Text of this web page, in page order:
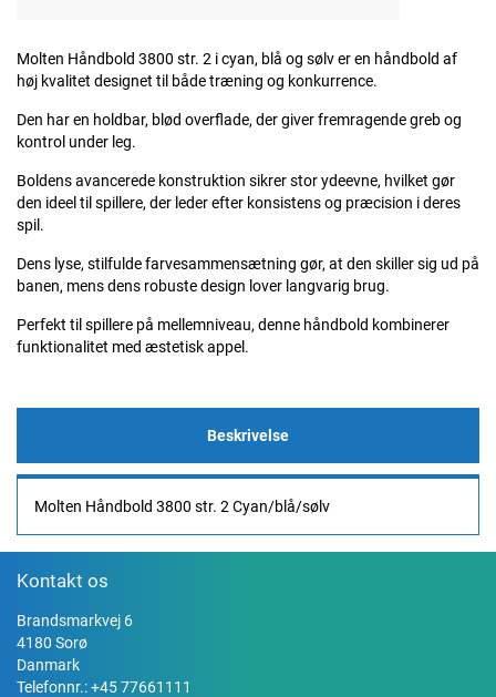
Molten Håndbold 3800 str. 2 i cyan, blå og sølv er en håndbold af
høj kvalitet designet til både træning og konkurrence.
Den har en holdbar, blød overflade, der giver fremragende greb og
kontrol under leg.
Boldens avancerede konstruktion sikrer stor ydeevne, hvilket gør
den ideel til spillere, der leder efter konsistens og præcision i deres
spil.
Dens lyse, stilfulde farvesammensætning gør, at den skiller sig ud på
banen, mens dens robuste design lover langvarig brug.
Perfekt til spillere på mellemniveau, denne håndbold kombinerer
funktionalitet med æstetisk appel.
Beskrivelse
Molten Håndbold 3800 str. 2 Cyan/blå/sølv
Kontakt os
Brandsmarkvej 6
4180 Sorø
Danmark
Telefonnr.:+45 77661111